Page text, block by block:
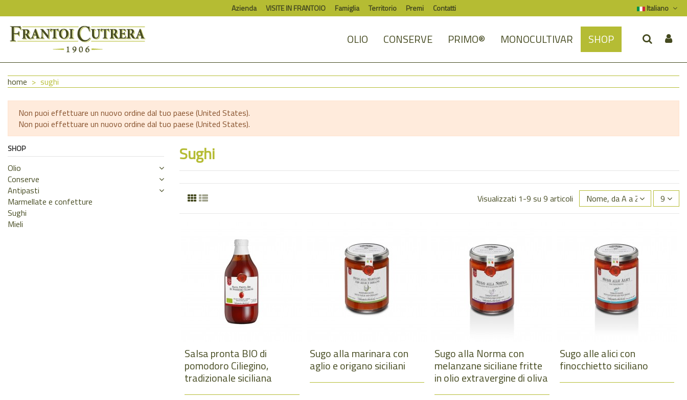
Azienda VISITE IN FRANTOIO Famiglia Territorio Premi Contatti Italiano
OLIO CONSERVE PRIMO® MONOCULTIVAR SHOP
home sughi
Non puoi effettuare un nuovo ordine dal tuo paese (United States).
Non puoi effettuare un nuovo ordine dal tuo paese (United States).
Sughi
Visualizzati 1-9 su 9 articoli Nome, da A a Z 9
Salsa pronta BIO di
pomodoro Ciliegino,
tradizionale siciliana
Sugo alla marinara con
aglio e origano siciliani
Sugo alla Norma con
melanzane siciliane fritte
in olio extravergine di oliva
Sugo alle alici con
finocchietto siciliano
SHOP
Olio
Conserve
Antipasti
Marmellate e confetture
Sughi
Mieli